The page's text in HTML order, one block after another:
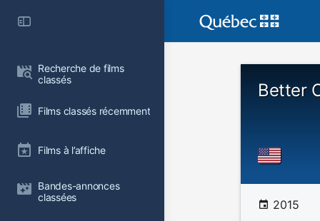
Recherche de films
classés
Films classés récemment
Films à l’affiche
Bandes-annonces
classées
Better
2015